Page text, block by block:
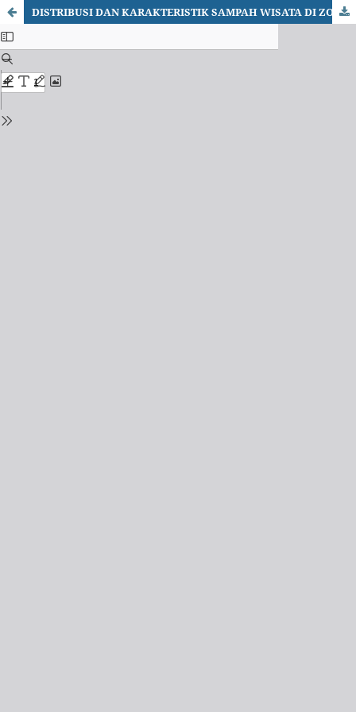
DISTRIBUSI DAN KARAKTERISTIK SAMPAH WISATA DI ZONA INTERTIDAL LABUAN BAJO SERTA IMPLIKASI AWAL TERHADAP EKOSISTEM PESISIR